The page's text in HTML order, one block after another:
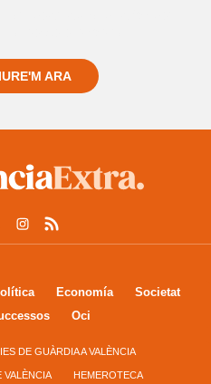
ARA
Economía
Societat
Oci
DE GUÀRDIA A VALÈNCIA
VALÈNCIA HEMEROTECA